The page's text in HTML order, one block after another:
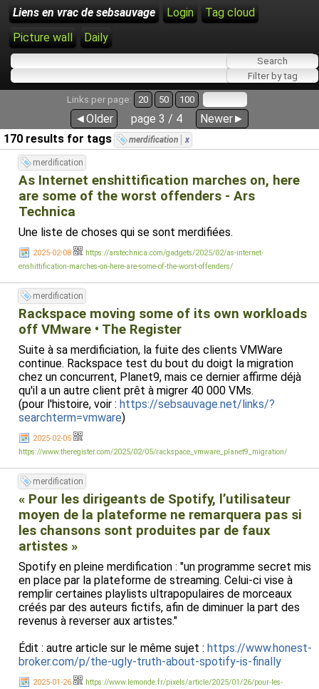
Liens en vrac de sebsauvage Login
Tag cloud
Picture wall
Daily
Links per page: 20 50 100
◄Older page 3 / 4
Newer►
170 results for tags
merdification x
merdification
As Internet enshittification marches on, here
are some of the worst offenders - Ars
Technica
Une liste de choses qui se sont merdifiées.
2025-02-08
https://arstechnica.com/gadgets/2025/02/as-internet-
enshittification-marches-on-here-are-some-of-the-worst-offenders/
merdification
Rackspace moving some of its own workloads
off VMware • The Register
Suite à sa merdificiation, la fuite des clients VMWare
continue. Rackspace test du bout du doigt la migration
chez un concurrent, Planet9, mais ce dernier affirme déjà
qu'il a un autre client prêt à migrer 40 000 VMs.
(pour l'histoire, voir : https://sebsauvage.net/links/?
searchterm=vmware)
2025-02-05
https://www.theregister.com/2025/02/05/rackspace_vmware_planet9_migration/
merdification
« Pour les dirigeants de Spotify, l’utilisateur
moyen de la plateforme ne remarquera pas si
les chansons sont produites par de faux
artistes »
Spotify en pleine merdification : "un programme secret mis
en place par la plateforme de streaming. Celui-ci vise à
remplir certaines playlists ultrapopulaires de morceaux
créés par des auteurs fictifs, afin de diminuer la part des
revenus à reverser aux artistes."
Édit : autre article sur le même sujet : https://www.honest-
broker.com/p/the-ugly-truth-about-spotify-is-finally
2025-01-26
https://www.lemonde.fr/pixels/article/2025/01/26/pour-les-